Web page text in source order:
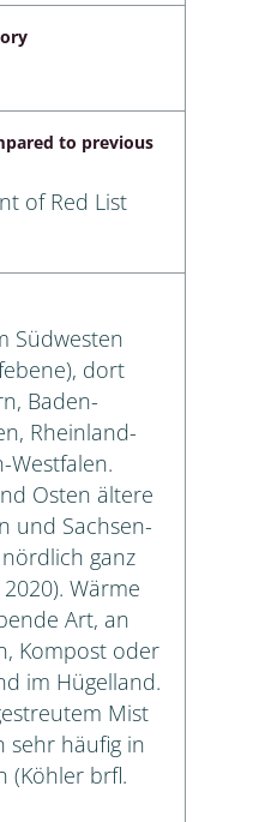
to previous
of Red List
Südwesten
dort
Baden-
Rheinland-
Westfalen.
Osten ältere
und Sachsen-
ganz
Wärme
Art, an
Kompost oder
im Hügelland.
Mist
sehr häufig in
(Köhler brfl.